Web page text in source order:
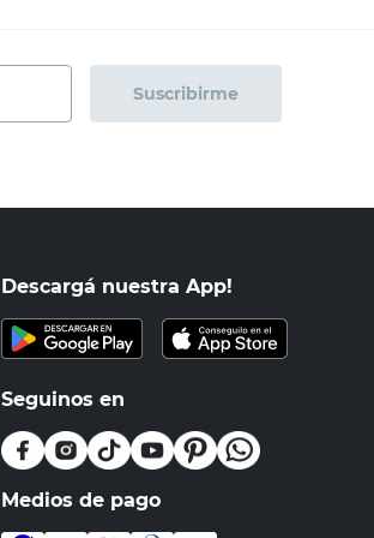
Suscribirme
Descargá nuestra App!
Seguinos en
Medios de pago